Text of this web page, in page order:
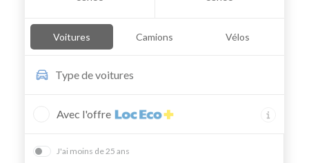
Voitures Camions Vélos
Type devoitures
Avec l'offre
J'ai moins de 25 ans